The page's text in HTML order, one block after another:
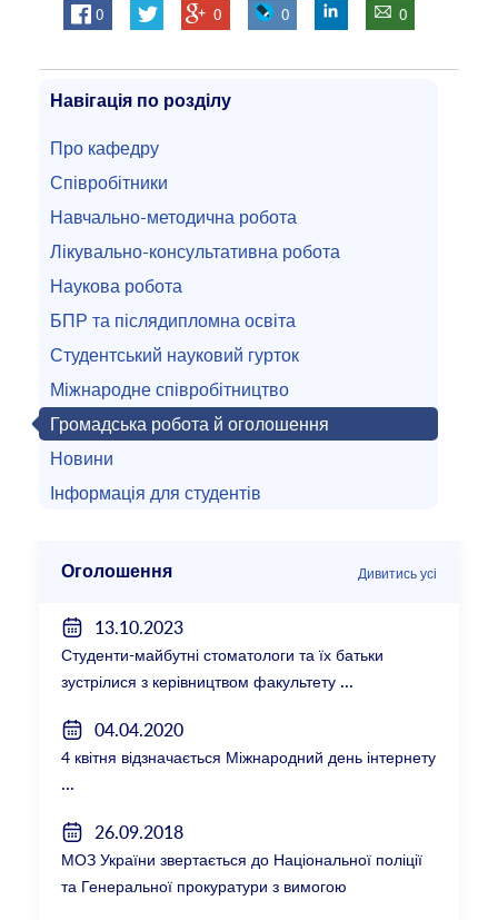
0 0 0 0
Навігація по розділу
Про кафедру
Співробітники
Навчально-методична робота
Лікувально-консультативна робота
Наукова робота
БПР та післядипломна освіта
Студентський науковий гурток
Міжнародне співробітництво
Громадська робота й оголошення
Новини
Інформація для студентів
Оголошення Дивитись усі
13.10.2023
Студенти-майбутні стоматологи та їх батьки
зустрілися з керівництвом факультету
04.04.2020
4 квітня відзначається Міжнародний день інтернету
26.09.2018
МОЗ України звертається до Національної поліції
та Генеральної прокуратури з вимогою